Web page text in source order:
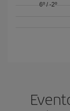
6º/ -2º